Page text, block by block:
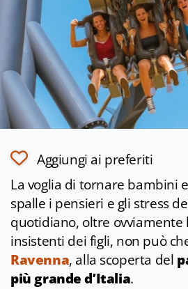
Aggiungi ai preferiti
La voglia di tornare bambini
spalle i pensieri e gli stress
quotidiano, oltre ovviamente
insistenti dei figli, non può
Ravenna, alla scoperta del
più grande d’Italia.